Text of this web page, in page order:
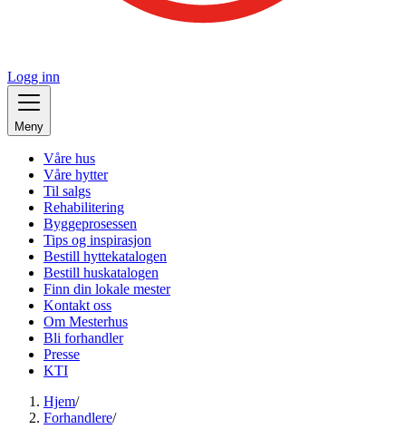
Logg inn
Meny
Våre hus
Våre hytter
Til salgs
Rehabilitering
Byggeprosessen
Tips og inspirasjon
Bestill hyttekatalogen
Bestill huskatalogen
Finn din lokale mester
Kontakt oss
Om Mesterhus
Bli forhandler
Presse
KTI
Hjem/
Forhandlere/